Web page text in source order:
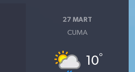
27 MART
CUMA
10°